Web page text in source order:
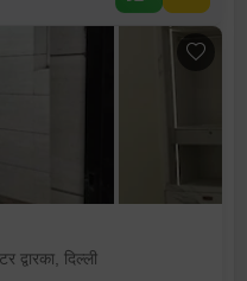
दिल्ली